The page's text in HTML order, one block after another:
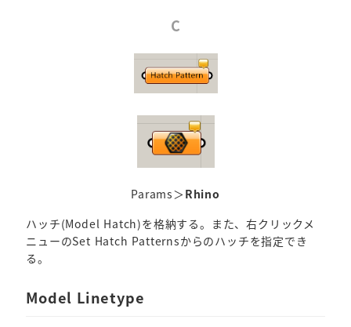
C
Params＞Rhino
ハッチ(Model Hatch)を格納する。また、右クリックメ
ニューのSet Hatch Patternsからのハッチを指定でき
る。
Model Linetype